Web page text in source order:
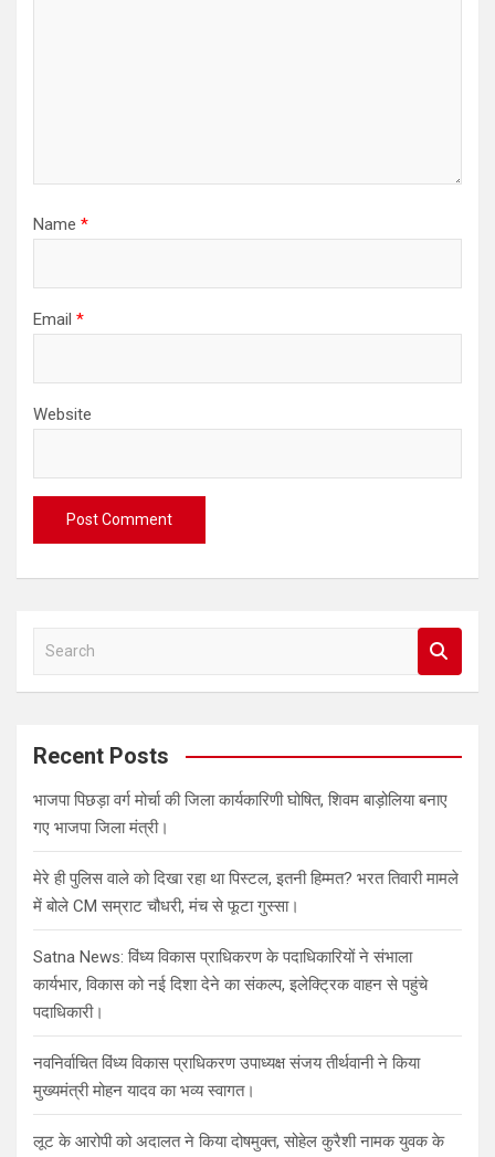
Name *
Email *
Website
a
c
Recent Posts
भाजपा पिछड़ा वर्ग मोर्चा की जिला कार्यकारिणी घोषित, शिवम बाड़ोलिया बनाए
गए भाजपा जिला मंत्री।
मेरे ही पुलिस वाले को दिखा रहा था पिस्टल, इतनी हिम्मत? भरत तिवारी मामले
में बोले CM सम्राट चौधरी, मंच से फूटा गुस्सा।
Satna News: विंध्य विकास प्राधिकरण के पदाधिकारियों ने संभाला
कार्यभार, विकास को नई दिशा देने का संकल्प, इलेक्ट्रिक वाहन से पहुंचे
पदाधिकारी।
नवनिर्वाचित विंध्य विकास प्राधिकरण उपाध्यक्ष संजय तीर्थवानी ने किया
मुख्यमंत्री मोहन यादव का भव्य स्वागत।
लूट के आरोपी को अदालत ने किया दोषमुक्त, सोहेल कुरैशी नामक युवक के